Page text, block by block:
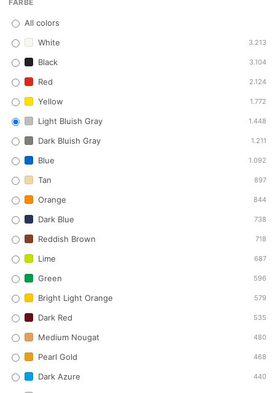
FARBE
All colors
White
3.213
Black 3.104
Red 2.124
Yellow 1.772
Light Bluish Gray 1.448
Dark Bluish Gray 1.211
Blue 1.092
Tan 897
Orange 844
Dark Blue 738
Reddish Brown 718
Lime 687
Green 596
Bright Light Orange 579
Dark Red 535
Medium Nougat 480
Pearl Gold 468
Dark Azure 440